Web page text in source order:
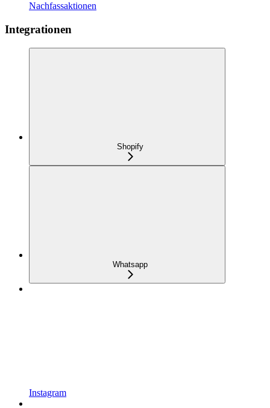
Nachfassaktionen
Integrationen
Shopify
Whatsapp
Instagram